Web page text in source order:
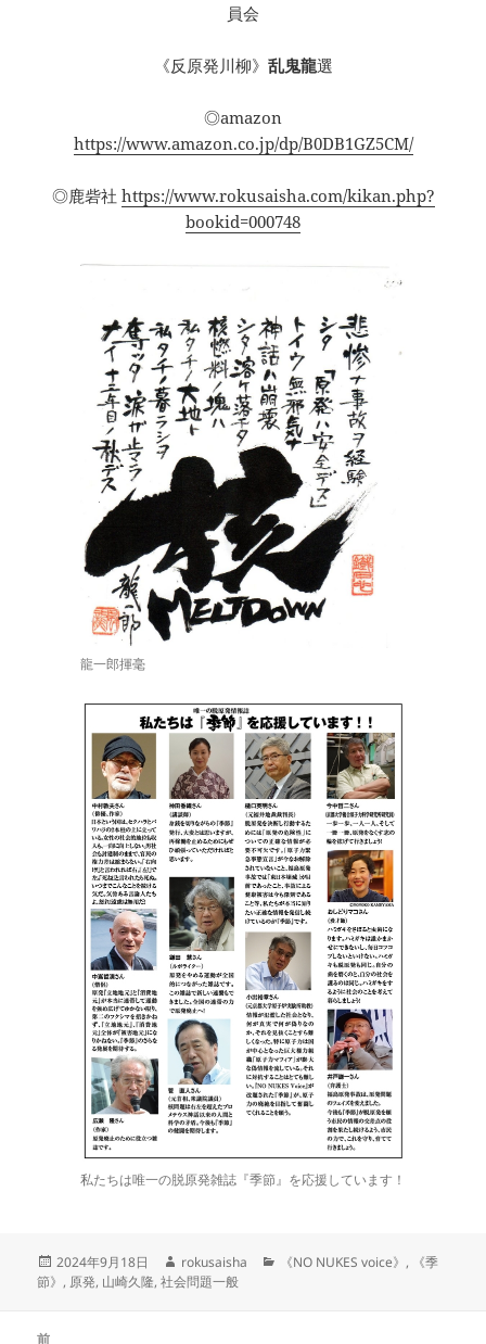
員会
《反原発川柳》 乱鬼龍選
◎amazon
https://www.amazon.co.jp/dp/B0DB1GZ5CM/
◎鹿砦社 https://www.rokusaisha.com/kikan.php?
bookid=000748
龍一郎揮毫
私たちは唯一の脱原発雑誌『季節』を応援しています！
投
稿
2024年9月18日
作
成
rokusaisha
カ《NO NUKES voice》 ,
《季
節》 , 原発, 山崎久隆,社会問題一般
前